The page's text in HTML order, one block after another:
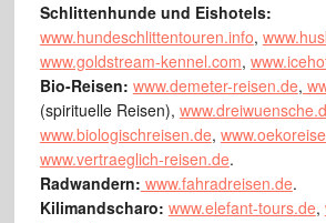
Schlittenhunde und Eishotels:
www.hundeschlittentouren.info,
www.goldstream-kennel.com,
Bio-Reisen: www.demeter-reisen.de,
(spirituelle Reisen),
www.biologischreisen.de,
www.vertraeglich-reisen.de.
Radwandern: www.fahradreisen.de.
Kilimandscharo: www.elefant-tours.de,